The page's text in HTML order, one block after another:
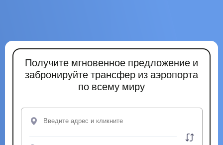
Получите мгновенное предложение и
забронируйте трансфер из аэропорта
по всему миру